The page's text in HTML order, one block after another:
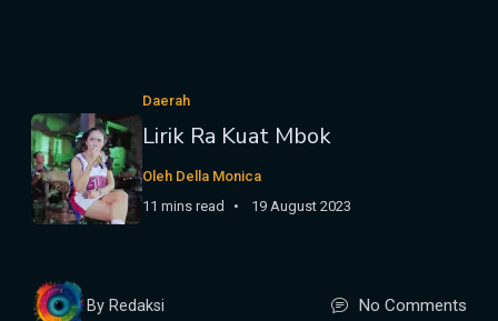
Daerah
Lirik Ra Kuat Mbok
Oleh Della Monica
11 mins read
19 August 2023
By Redaksi No Comments